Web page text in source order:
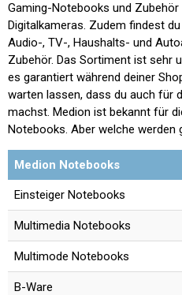
Gaming-Notebooks und
Digitalkameras. Zudem findest
Audio-, TV-, Haushalts- und
Zubehör. Das Sortiment ist sehr
es garantiert während deiner
warten lassen, dass du auch für
machst. Medion ist bekannt für
Notebooks. Aber welche werden
Medion Notebooks
Einsteiger Notebooks
Multimedia Notebooks
Multimode Notebooks
B-Ware